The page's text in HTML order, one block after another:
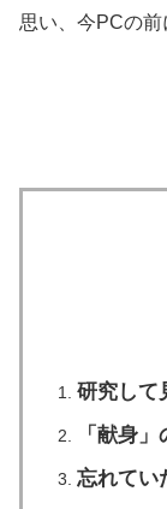
思い、今PCの前
研究して
「献身
忘れてい